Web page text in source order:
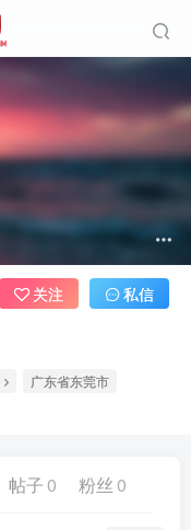
广东省东莞市
关注 私信
帖子 0 粉丝 0